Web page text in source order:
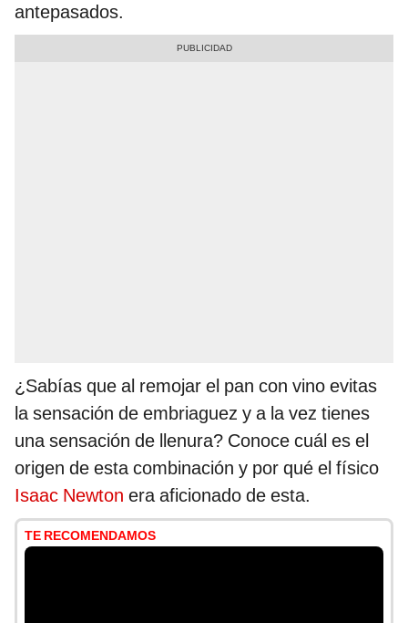
antepasados.
¿Sabías que al remojar el pan con vino evitas
la sensación de embriaguez y a la vez tienes
una sensación de llenura? Conoce cuál es el
origen de esta combinación y por qué el físico
Isaac Newton era aficionado de esta.
TE RECOMENDAMOS